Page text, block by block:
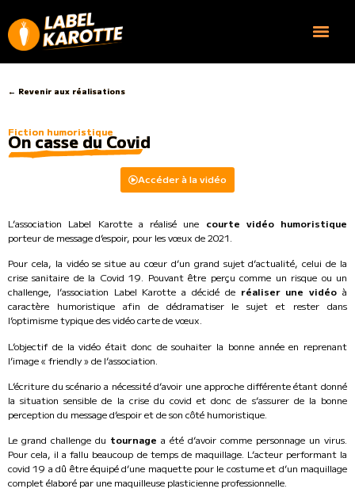
← Revenir aux réalisations
Fiction humoristique​
On casse du Covid
Accéder à la vidéo
L’association Label Karotte a réalisé une courte vidéo humoristique
porteur de message d’espoir, pour les vœux de 2021.
Pour cela, la vidéo se situe au cœur d’un grand sujet d’actualité, celui de la
crise sanitaire de la Covid 19. Pouvant être perçu comme un risque ou un
challenge, l’association Label Karotte a décidé de réaliser une vidéo à
caractère humoristique afin de dédramatiser le sujet et rester dans
l’optimisme typique des vidéo carte de vœux.
L’objectif de la vidéo était donc de souhaiter la bonne année en reprenant
l’image « friendly » de l’association.
L’écriture du scénario a nécessité d’avoir une approche différente étant donné
la situation sensible de la crise du covid et donc de s’assurer de la bonne
perception du message d’espoir et de son côté humoristique.
Le grand challenge du tournage a été d’avoir comme personnage un virus.
Pour cela, il a fallu beaucoup de temps de maquillage. L’acteur performant la
covid 19 a dû être équipé d’une maquette pour le costume et d’un maquillage
complet élaboré par une maquilleuse plasticienne professionnelle.